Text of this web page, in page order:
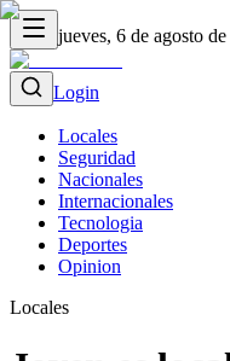
jueves, 6 de agosto
Login
Locales
Seguridad
Nacionales
Internacionales
Tecnologia
Deportes
Opinion
Locales